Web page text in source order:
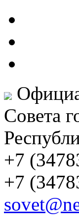
Совета
+7
+7